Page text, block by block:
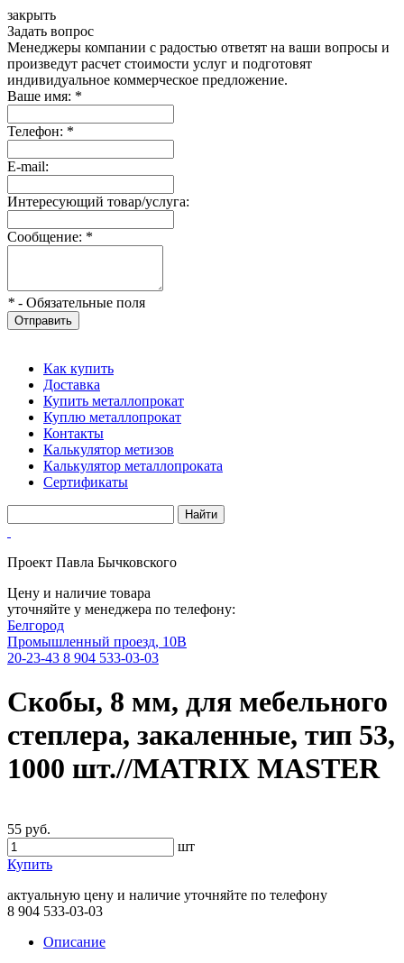
закрыть
Задать вопрос
Менеджеры компании с радостью ответят на ваши вопросы и
произведут расчет стоимости услуг и подготовят
индивидуальное коммерческое предложение.
Ваше имя: *
Телефон: *
E-mail:
Интересующий товар/услуга:
Сообщение: *
* - Обязательные поля
Отправить
Как купить
Доставка
Купить металлопрокат
Куплю металлопрокат
Контакты
Калькулятор метизов
Калькулятор металлопроката
Сертификаты
Проект Павла Бычковского
Цену и наличие товара
уточняйте у менеджера по телефону:
Белгород
Промышленный проезд, 10В
20-23-43 8 904 533-03-03
Скобы, 8 мм, для мебельного
степлера, закаленные, тип 53,
1000 шт.//MATRIX MASTER
55 руб.
шт
Купить
актуальную цену и наличие уточняйте по телефону
8 904 533-03-03
Описание